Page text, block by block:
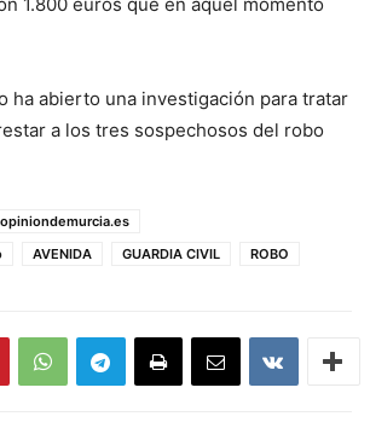
1.800 euros que en aquel momento
ha abierto una investigación para tratar
a los tres sospechosos del robo
AVENIDA GUARDIA CIVIL ROBO